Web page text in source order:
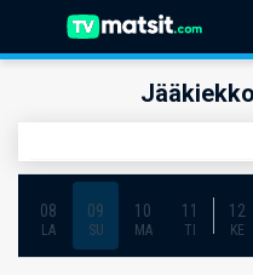
08
LA
09
SU
10
MA
11
TI
12
KE